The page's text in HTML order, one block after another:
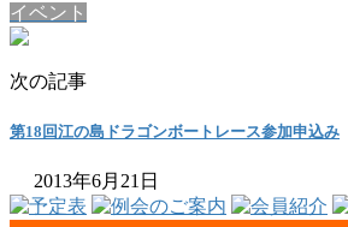
イベント
次の記事
第18回江の島ドラゴンボートレース参加申込み
2013年6月21日